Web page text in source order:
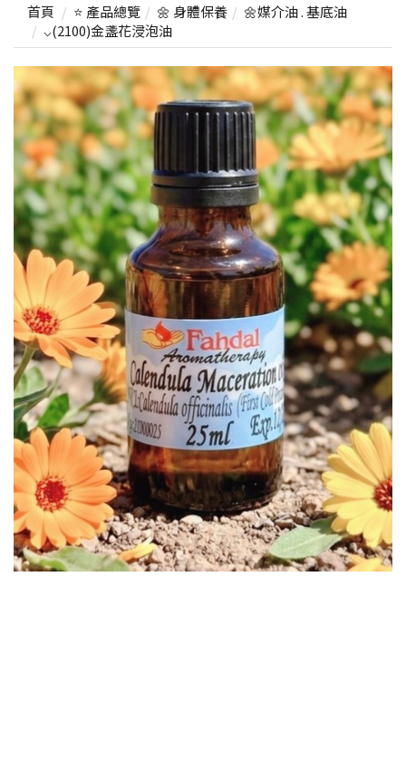
首頁 ⭐ 產品總覽 🌼 身體保養
🌼媒介油 . 基底油
⌵(2100)金盞花浸泡油